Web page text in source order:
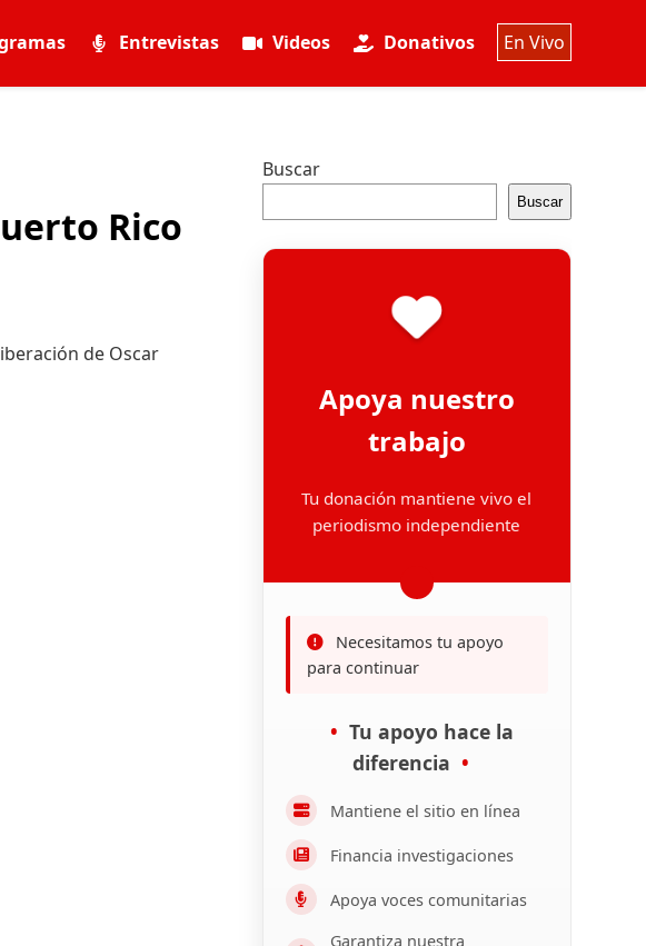
Entrevistas Videos Donativos En Vivo
Rico
de Oscar
Buscar
Buscar
Apoya nuestro
trabajo
Tu donación mantiene vivo el
periodismo independiente
Necesitamos tu apoyo
para continuar
Tu apoyo hace la
diferencia
Mantiene el sitio en línea
Financia investigaciones
Apoya voces comunitarias
Garantiza nuestra